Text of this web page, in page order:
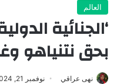
العالم
‘الجنائية
بحق نتنياهو
نهى عراقي نوفمبر 21, 2024